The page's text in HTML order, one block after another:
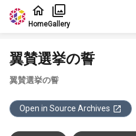
Jump to main content
HomeGallery
翼賛選挙の誓
翼賛選挙の誓
Open in Source Archives